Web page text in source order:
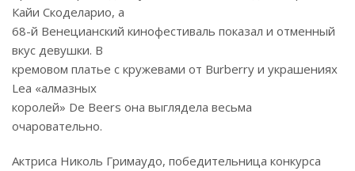
Кайи Скоделарио, а
68-й Венецианский кинофестиваль показал и отменный
вкус девушки. В
кремовом платье с кружевами от Burberry и украшениях
Lea «алмазных
королей» De Beers она выглядела весьма
очаровательно.
Актриса Николь Гримаудо, победительница конкурса